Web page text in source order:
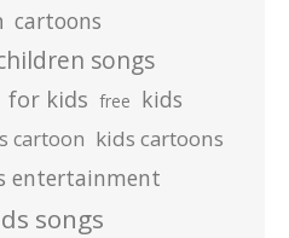
cartoons
songs
for kids free kids
cartoon kids cartoons
entertainment
songs